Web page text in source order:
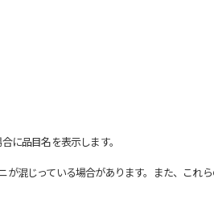
に品目名を表示します。
じっている場合があります。また、これ